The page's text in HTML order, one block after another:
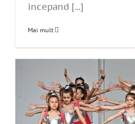
incepand [...]
Mai mult